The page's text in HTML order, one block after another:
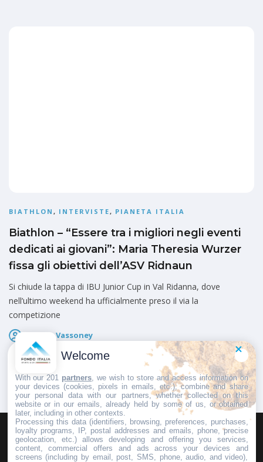
BIATHLON , INTERVISTE, PIANETA ITALIA
Biathlon – “Essere tra i migliori negli eventi
dedicati ai giovani”: Maria Theresia Wurzer
fissa gli obiettivi dell’ASV Ridnaun
Si chiude la tappa di IBU Junior Cup in Val Ridanna, dove
nell’ultimo weekend ha ufficialmente preso il via la
competizione
Fausto Vassoney
Pubblicato il
HOMEPAGEREDAZIONEINVIA UN COMUNICATO STAMPA
Welcome
With our 201 partners , we wish to store and access information on
your devices (cookies, pixels in emails, etc.), combine and share
your personal data with our partners, whether collected on this
website or in our emails, already held by some of us, or obtained
later, including in other contexts.
Processing this data (identifiers, browsing, preferences, purchases,
loyalty programs, IP, postal addresses and emails, phone, precise
geolocation, etc.) allows developing and offering you services,
content, commercial offers and ads across your devices and
screens (including by email, post, SMS, phone, audio, and video),